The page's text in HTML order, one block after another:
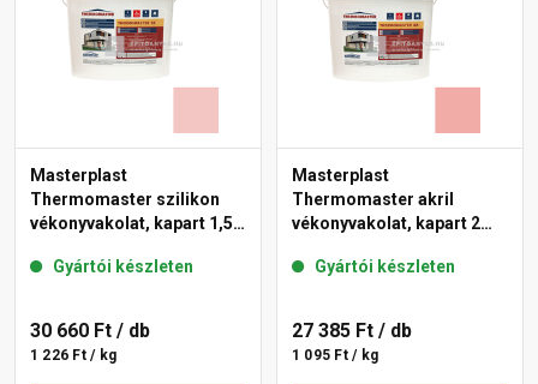
Masterplast
Thermomaster szilikon
vékonyvakolat, kapart 1,5
Gyártói készleten
30 660 Ft / db
1 226 Ft / kg
Masterplast
Thermomaster akril
vékonyvakolat, kapart 2
Gyártói készleten
27 385 Ft / db
1 095 Ft / kg